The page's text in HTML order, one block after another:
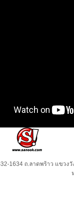
1634 ถ.ลาดพร้าว แขวง